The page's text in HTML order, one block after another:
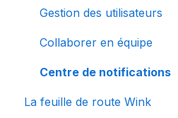
Gestion des utilisateurs
Collaborer en équipe
Centre de notifications
La feuille de route Wink